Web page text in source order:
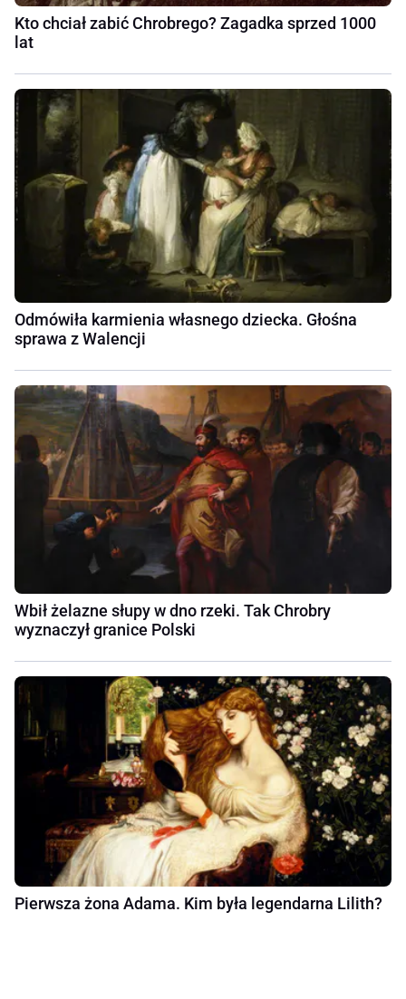
Kto chciał zabić Chrobrego? Zagadka sprzed 1000
lat
Odmówiła karmienia własnego dziecka. Głośna
sprawa z Walencji
Wbił żelazne słupy w dno rzeki. Tak Chrobry
wyznaczył granice Polski
Pierwsza żona Adama. Kim była legendarna Lilith?